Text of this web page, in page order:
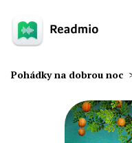
Pohádky na dobrou noc